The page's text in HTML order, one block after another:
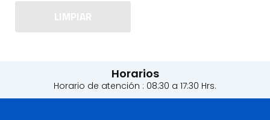
LIMPIAR
Horarios
Horario de atención : 08:30 a 17:30 Hrs.